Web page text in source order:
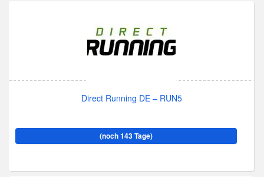
Direct Running DE – RUN5
(noch 143 Tage)